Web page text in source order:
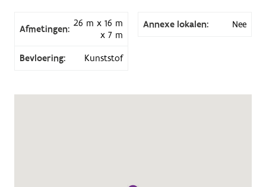
Afmetingen: 26 m x 16 m
x 7 m
Annexe lokalen: Nee
Bevloering: Kunststof